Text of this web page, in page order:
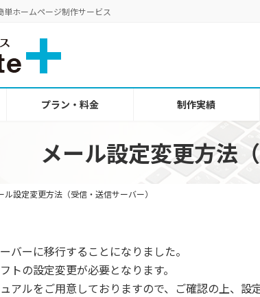
ホームページ制作サービス
プラン・料金 制作実績
メール設定変更方法
ル設定変更方法（受信・送信サーバー）
バーに移行することになりました。
トの設定変更が必要となります。
アルをご用意しておりますので、ご確認の上、設